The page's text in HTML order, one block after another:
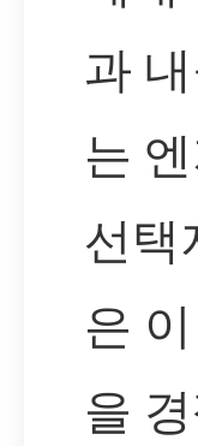
과
는
선택
은
을